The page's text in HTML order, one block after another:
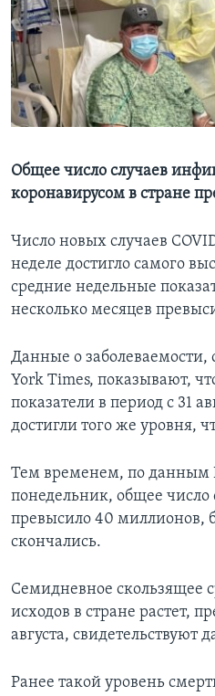
Learning English
СОЦИАЛЬНЫЕ СЕТИ
Языки
Общее число случаев
коронавирусом в стране
Число новых случаев
неделе достигло самого
средние недельные
несколько месяцев
Данные о заболеваемости,
York Times, показывают,
показатели в период с 31
достигли того же уровня,
Тем временем, по данным
понедельник, общее
превысило 40 миллионов,
скончались.
Семидневное скользящее
исходов в стране растет,
августа, свидетельствуют
Ранее такой уровень